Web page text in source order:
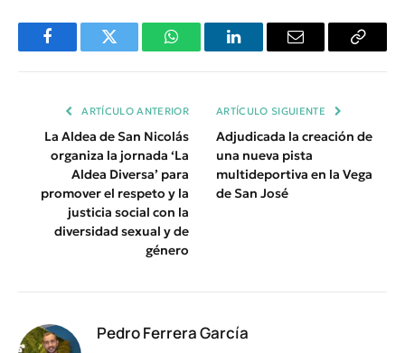
FacebookTwitter WhatsAppLinkedInEmail
Copiar
ARTÍCULO ANTERIOR
La Aldea de San Nicolás
organiza la jornada ‘La
Aldea Diversa’ para
promover el respeto y la
justicia social con la
diversidad sexual y de
género
ARTÍCULO SIGUIENTE
Adjudicada la creación de
una nueva pista
multideportiva en la Vega
de San José
Pedro Ferrera García